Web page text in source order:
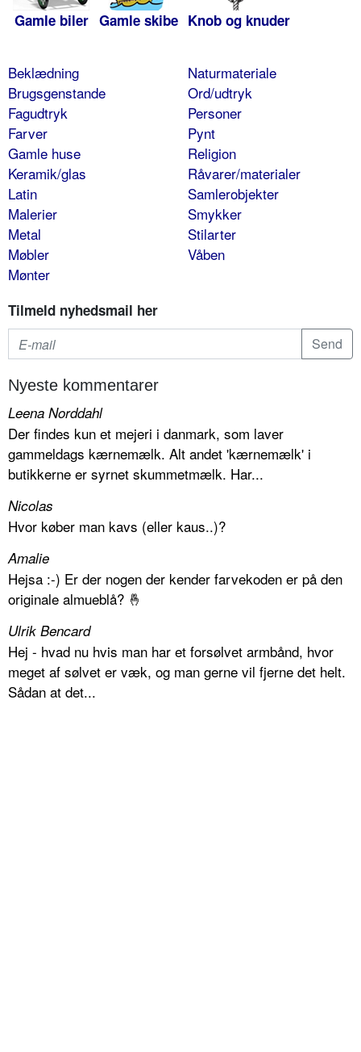
Gamle biler Gamle skibe Knob og knuder
Beklædning
Brugsgenstande
Fagudtryk
Farver
Gamle huse
Keramik/glas
Latin
Malerier
Metal
Møbler
Mønter
Naturmateriale
Ord/udtryk
Personer
Pynt
Religion
Råvarer/materialer
Samlerobjekter
Smykker
Stilarter
Våben
Tilmeld nyhedsmail her
Nyeste kommentarer
Leena Norddahl
Der findes kun et mejeri i danmark, som laver
gammeldags kærnemælk. Alt andet 'kærnemælk' i
butikkerne er syrnet skummetmælk. Har...
Nicolas
Hvor køber man kavs (eller kaus..)?
Amalie
Hejsa :-) Er der nogen der kender farvekoden er på den
originale almueblå? 🤞
Ulrik Bencard
Hej - hvad nu hvis man har et forsølvet armbånd, hvor
meget af sølvet er væk, og man gerne vil fjerne det helt.
Sådan at det...